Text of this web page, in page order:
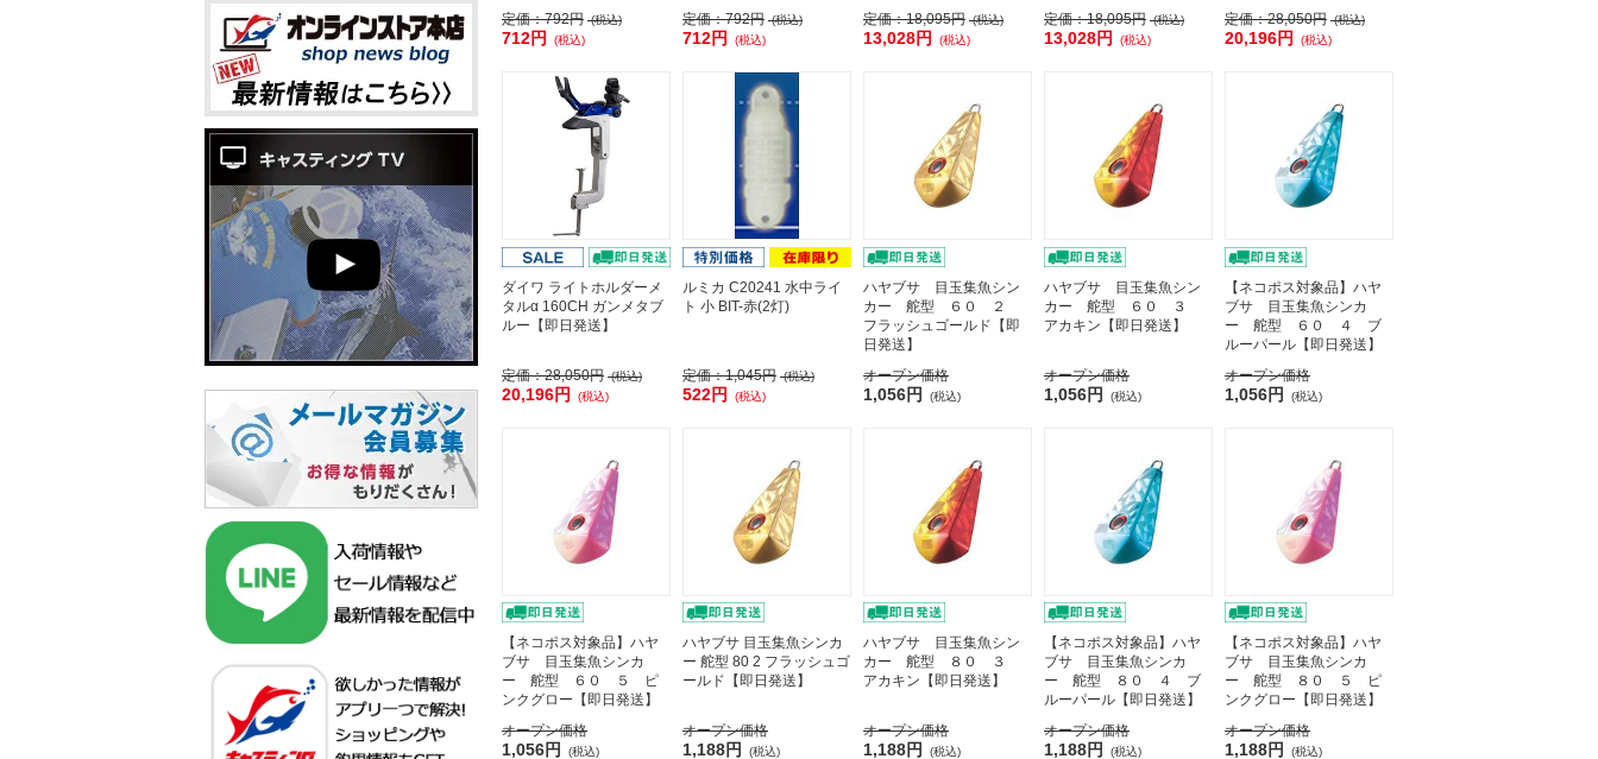
定価：792円 (税込)
712円 (税込)
定価：792円 (税込)
712円 (税込)
定価：18,095円 (税込)
13,028円 (税込)
定価：18,095円 (税込)
13,028円 (税込)
定価：28,050円 (税込)
20,196円 (税込)
ダイワ ライトホルダーメ
タルα 160CH ガンメタブ
ルー【即日発送】
定価：28,050円 (税込)
20,196円 (税込)
ルミカ C20241 水中ライ
ト 小 BIT-赤(2灯)
定価：1,045円 (税込)
522円 (税込)
ハヤブサ 目玉集魚シン
カー 舵型 ６０ ２
フラッシュゴールド【即
日発送】
オープン価格
1,056円 (税込)
ハヤブサ 目玉集魚シン
カー 舵型 ６０ ３
アカキン【即日発送】
オープン価格
1,056円 (税込)
【ネコポス対象品】ハヤ
ブサ 目玉集魚シンカ
ー 舵型 ６０ ４ ブ
ルーパール【即日発送】
オープン価格
1,056円 (税込)
【ネコポス対象品】ハヤ
ブサ 目玉集魚シンカ
ー 舵型 ６０ ５ ピ
ンクグロー【即日発送】
オープン価格
1,056円 (税込)
ハヤブサ 目玉集魚シンカ
ー 舵型 80 2 フラッシュゴ
ールド【即日発送】
オープン価格
1,188円 (税込)
ハヤブサ 目玉集魚シン
カー 舵型 ８０ ３
アカキン【即日発送】
オープン価格
1,188円 (税込)
【ネコポス対象品】ハヤ
ブサ 目玉集魚シンカ
ー 舵型 ８０ ４ ブ
ルーパール【即日発送】
オープン価格
1,188円 (税込)
【ネコポス対象品】ハヤ
ブサ 目玉集魚シンカ
ー 舵型 ８０ ５ ピ
ンクグロー【即日発送】
オープン価格
1,188円 (税込)